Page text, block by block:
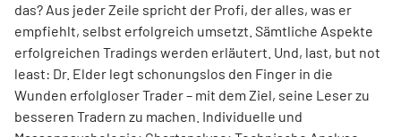
das? Aus jeder Zeile spricht der Profi, der alles, was er
empfiehlt, selbst erfolgreich umsetzt. Sämtliche Aspekte
erfolgreichen Tradings werden erläutert. Und, last, but not
least: Dr. Elder legt schonungslos den Finger in die
Wunden erfolgloser Trader – mit dem Ziel, seine Leser zu
besseren Tradern zu machen. Individuelle und